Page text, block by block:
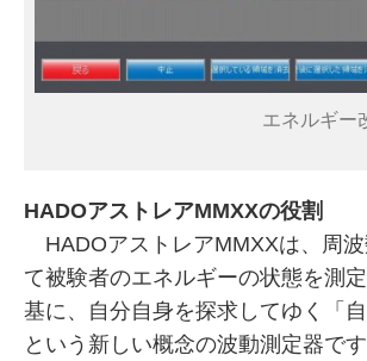
エネルギー
HADOアストレアMMXXの役割
HADOアストレアMMXXは、周
て被験者のエネルギーの状態を測
基に、自分自身を探求してゆく「自
という新しい概念の波動測定器です